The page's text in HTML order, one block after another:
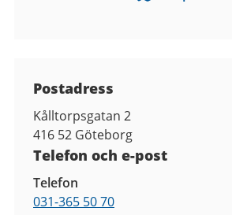
Postadress
Kålltorpsgatan 2
416 52 Göteborg
Telefon och e-post
Telefon
031-365 50 70